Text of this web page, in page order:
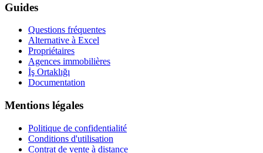
Guides
Questions fréquentes
Alternative à Excel
Propriétaires
Agences immobilières
İş Ortaklığı
Documentation
Mentions légales
Politique de confidentialité
Conditions d'utilisation
Contrat de vente à distance